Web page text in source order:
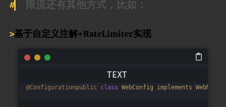
限流还有其他方式，比如：
基于自定义注解+RateLimiter实现
@Configurationpublic class WebConfig implements